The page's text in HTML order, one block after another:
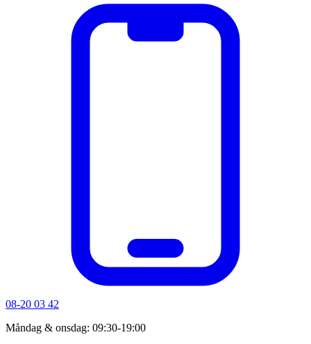
08-20 03 42
Måndag & onsdag: 09:30-19:00